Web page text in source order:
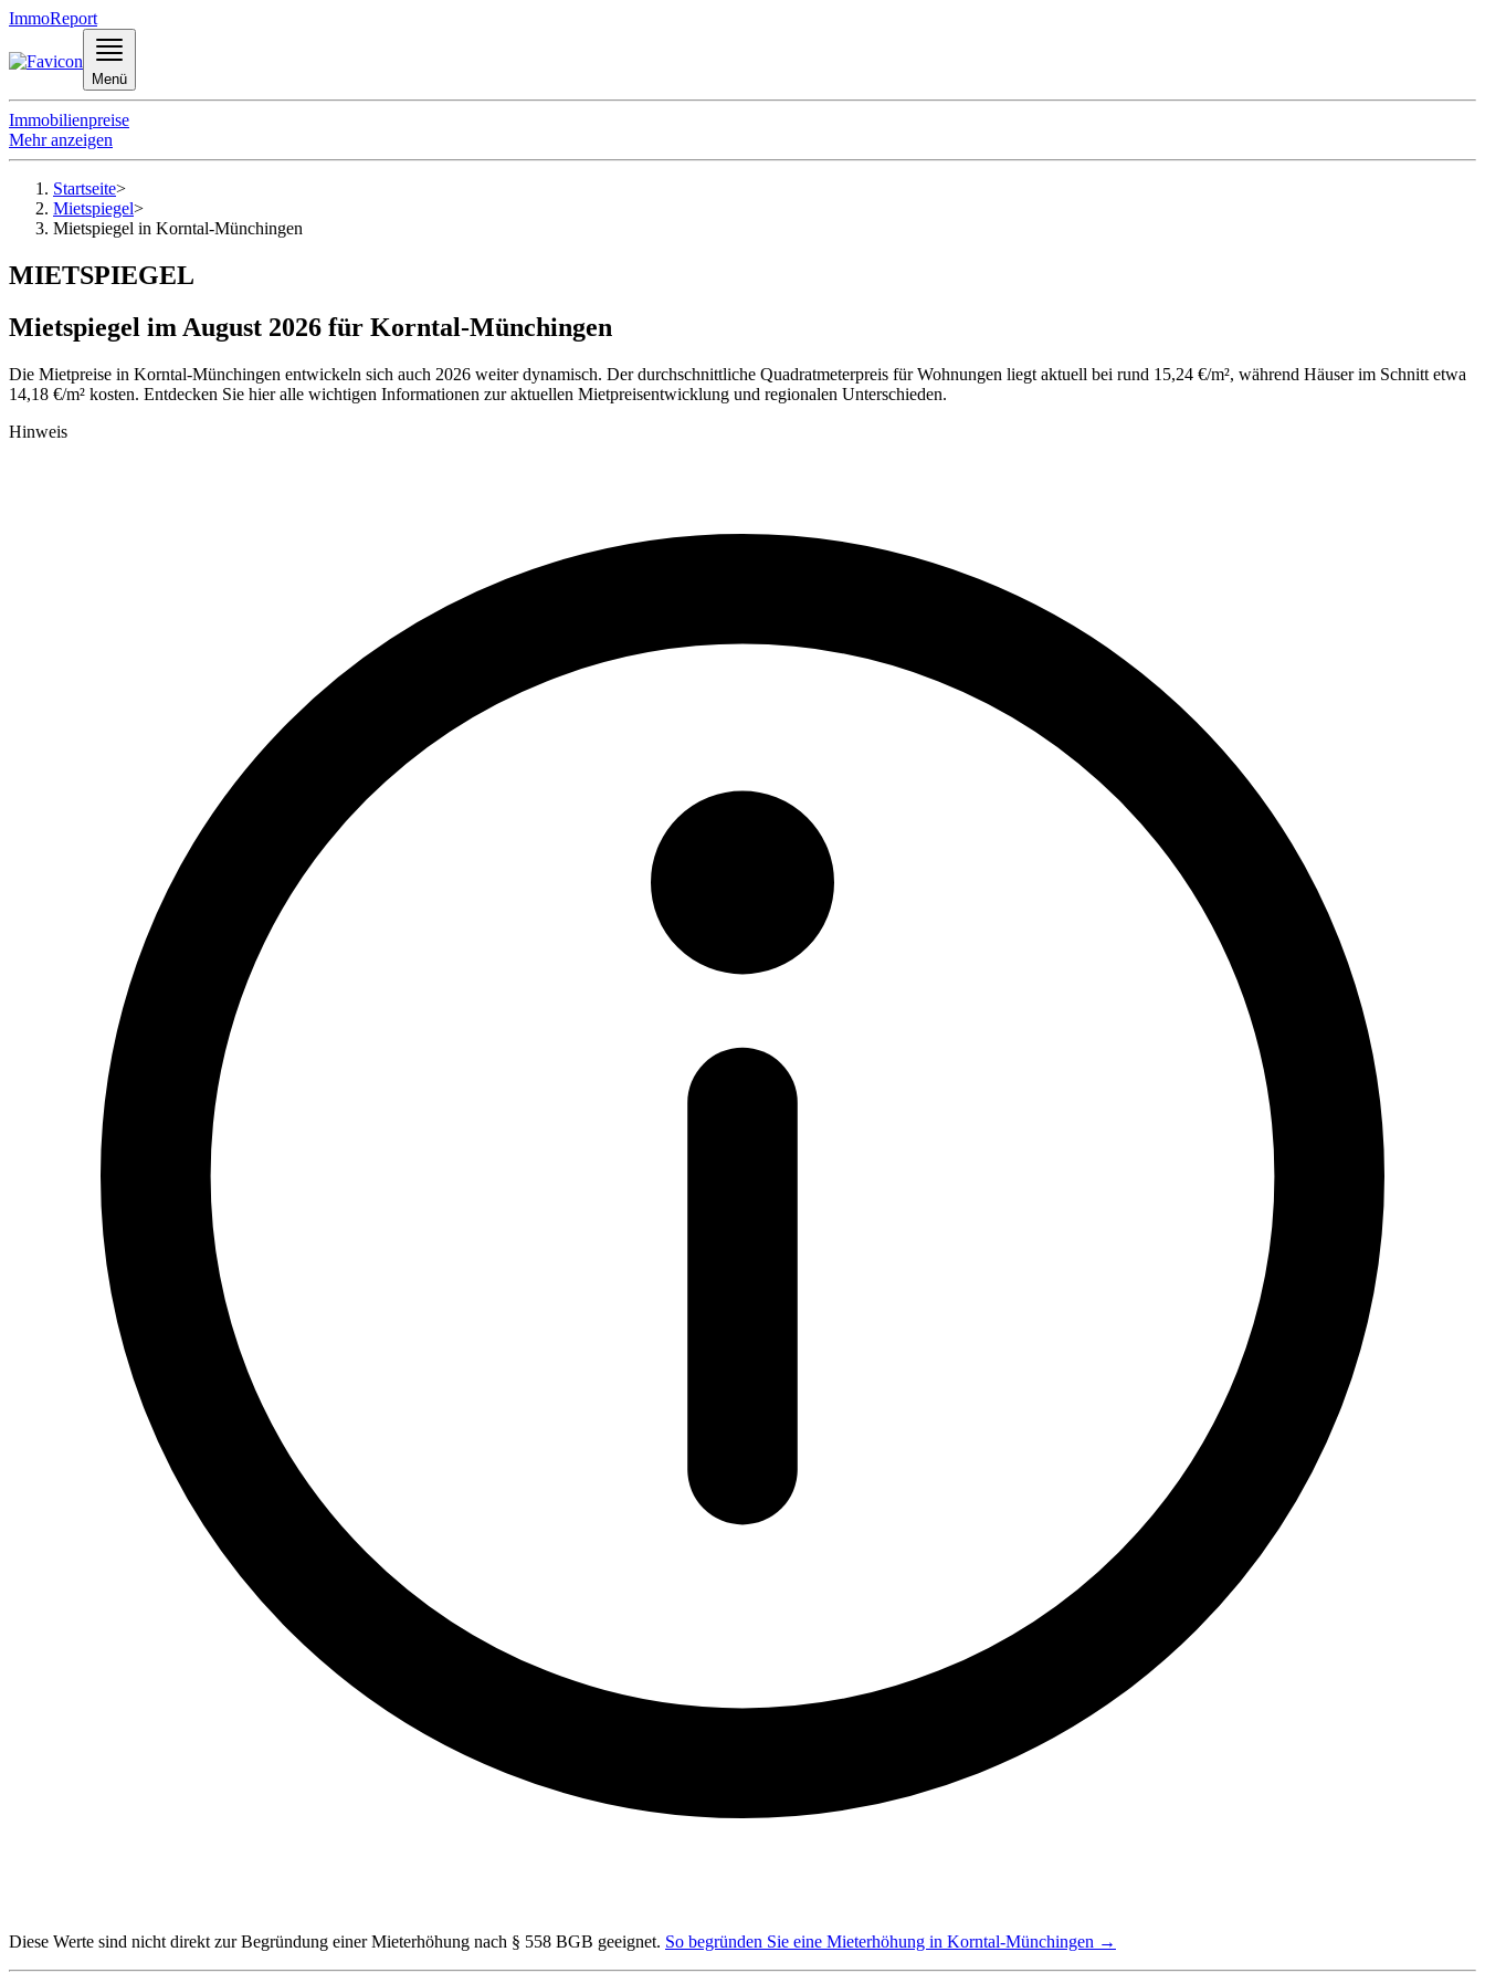
ImmoReport
Menü
Immobilienpreise
Mehr anzeigen
Startseite>
Mietspiegel>
Mietspiegel in Korntal-Münchingen
MIETSPIEGEL
Mietspiegel im August 2026 für Korntal-Münchingen
Die Mietpreise in Korntal-Münchingen entwickeln sich auch 2026 weiter dynamisch. Der durchschnittliche Quadratmeterpreis für Wohnungen liegt aktuell bei rund 15,24 €/m², während Häuser im Schnitt etwa
14,18 €/m² kosten. Entdecken Sie hier alle wichtigen Informationen zur aktuellen Mietpreisentwicklung und regionalen Unterschieden.
Hinweis
Diese Werte sind nicht direkt zur Begründung einer Mieterhöhung nach § 558 BGB geeignet. So begründen Sie eine Mieterhöhung in Korntal-Münchingen →